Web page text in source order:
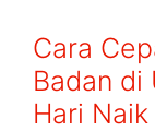
Cara
Badan di
Hari